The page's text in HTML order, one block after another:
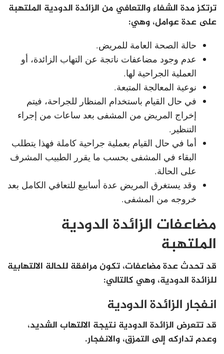
ترتكز مدة الشفاء والتعافي من الزائدة الدودية الملتهبة
على عدة عوامل، وهي:
حالة الصحة العامة للمريض.
عدم وجود مضاعفات ناتجة عن التهاب الزائدة، أو
العملية الجراحية لها.
نوعية المعالجة المتبعة.
في حال القيام باستخدام المنظار للجراحة، فيتم
إخراج المريض من المشفى بعد ساعات من إجراء
التنظير.
أما في حال القيام بعملية جراحية كاملة فهذا يتطلب
البقاء في المشفى بحسب ما يقرر الطبيب المشرف
على الحالة.
وقد يستغرق المريض عدة أسابيع للتعافي الكامل بعد
خروجه من المشفى.
مضاعفات الزائدة الدودية
الملتهبة
قد تحدث عدة مضاعفات، تكون مرافقة للحالة الالتهابية
للزائدة الدودية، وهي كالتالي:
انفجار الزائدة الدودية
قد تتعرض الزائدة الدودية نتيجة الالتهاب الشديد،
وعدم تداركه إلى التمزق، والانفجار.